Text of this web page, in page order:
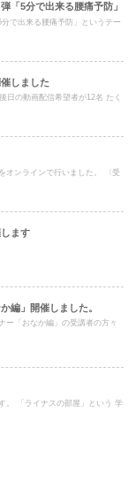
「5分で出来る腰痛予防」
で出来る腰痛予防」というテー
しました
日の動画配信希望者が12名 たく
オンラインで行いました。 〈受
ます
編」開催しました。
ー「おなか編」の受講者の方々
。 「ライナスの部屋」という 学